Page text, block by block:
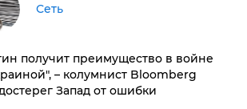
Сеть
получит преимущество в войне
– колумнист Bloomberg
Запад от ошибки